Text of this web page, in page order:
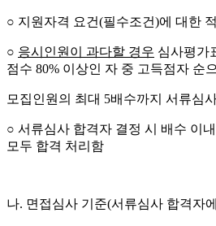
○ 지원자격 요건(필수조건)에 대한
○ 응시인원이 과다할 경우 심사평가
점수 80% 이상인 자 중 고득점자 순
모집인원의 최대 5배수까지 서류심
○ 서류심사 합격자 결정 시 배수 이
모두 합격 처리함
나. 면접심사 기준(서류심사 합격자